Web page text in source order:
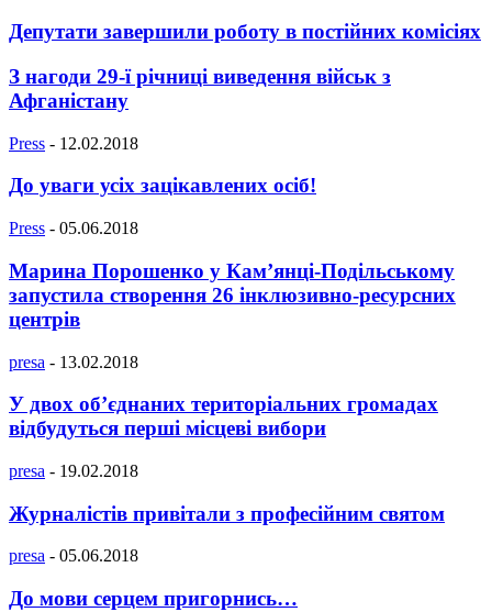
Депутати завершили роботу в постійних комісіях
З нагоди 29-ї річниці виведення військ з
Афганістану
Press - 12.02.2018
До уваги усіх зацікавлених осіб!
Press - 05.06.2018
Марина Порошенко у Кам’янці-Подільському
запустила створення 26 інклюзивно-ресурсних
центрів
presa - 13.02.2018
У двох об’єднаних територіальних громадах
відбудуться перші місцеві вибори
presa - 19.02.2018
Журналістів привітали з професійним святом
presa - 05.06.2018
До мови серцем пригорнись…